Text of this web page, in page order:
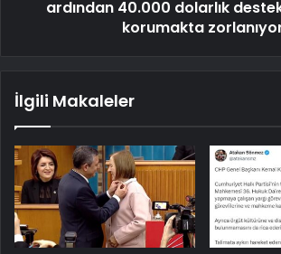
ardından 40.000 dolarlık
korumakta
İlgili Makaleler